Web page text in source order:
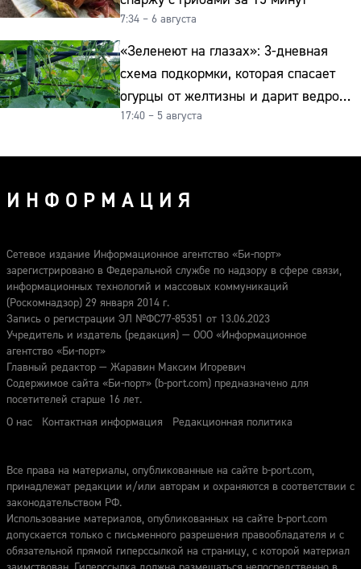
7:34 – 6 августа
«Зеленеют на глазах»: 3-дневная
схема подкормки, которая спасает
огурцы от желтизны и дарит ведро
урожая
17:40 – 5 августа
ИНФОРМАЦИЯ
Сетевое издание Информационное агентство «Би-порт»
зарегистрировано в Федеральной службе по надзору в сфере связи,
информационных технологий и массовых коммуникаций
(Роскомнадзор) 29 января 2014 г.
Запись о регистрации ЭЛ №ФС77-85351 от 13.06.2023
Учредитель и издатель (редакция) — ООО «Информационное
агентство «Би-порт»
Главный редактор — Жаравин Максим Игоревич
Содержимое сайта «Би-порт» (b-port.com) предназначено для
посетителей старше 16 лет.
О нас
Контактная информация Редакционная политика
Все права на материалы, опубликованные на сайте b-port.com,
принадлежат редакции и/или авторам и охраняются в соответствии с
законодательством РФ.
Использование материалов, опубликованных на сайте b-port.com
допускается только с письменного разрешения правообладателя и с
обязательной прямой гиперссылкой на страницу, с которой материал